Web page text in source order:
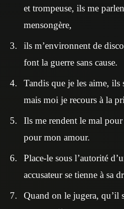
et trompeuse, ils me
mensongère,
ils m’environnent de
font la guerre sans cause.
Tandis que je les aime, ils
mais moi je recours à la
Ils me rendent le mal
pour mon amour.
Place-le sous l’autorité
accusateur se tienne à sa
Quand on le jugera, qu’il